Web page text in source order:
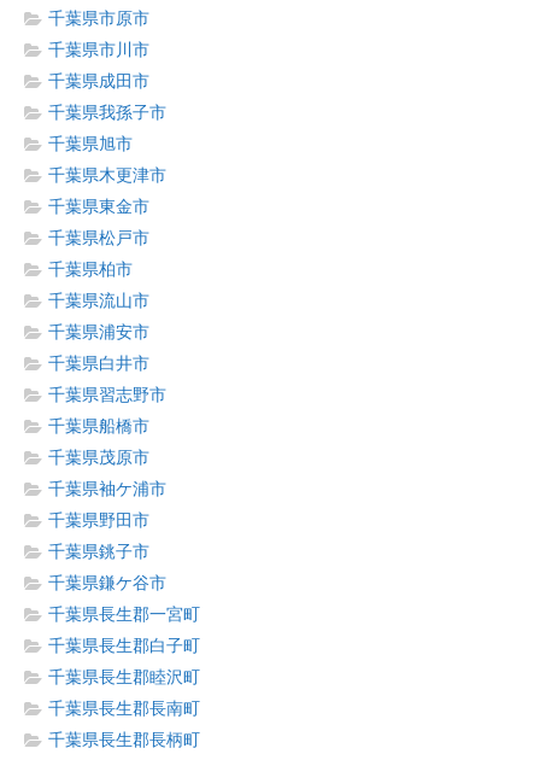
千葉県市原市
千葉県市川市
千葉県成田市
千葉県我孫子市
千葉県旭市
千葉県木更津市
千葉県東金市
千葉県松戸市
千葉県柏市
千葉県流山市
千葉県浦安市
千葉県白井市
千葉県習志野市
千葉県船橋市
千葉県茂原市
千葉県袖ケ浦市
千葉県野田市
千葉県銚子市
千葉県鎌ケ谷市
千葉県長生郡一宮町
千葉県長生郡白子町
千葉県長生郡睦沢町
千葉県長生郡長南町
千葉県長生郡長柄町